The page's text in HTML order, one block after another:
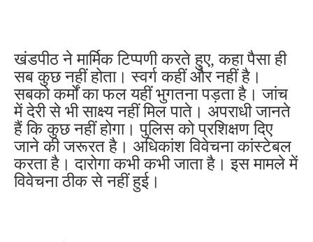
खंडपीठ ने मार्मिक टिप्पणी करते हुए, कहा पैसा ही
सब कुछ नहीं होता। स्वर्ग कहीं और नहीं है।
सबको कर्मों का फल यहीं भुगतना पड़ता है। जांच
में देरी से भी साक्ष्य नहीं मिल पाते। अपराधी जानते
हैं कि कुछ नहीं होगा। पुलिस को प्रशिक्षण दिए
जाने की जरूरत है। अधिकांश विवेचना कांस्टेबल
करता है। दारोगा कभी कभी जाता है। इस मामले में
विवेचना ठीक से नहीं हुई।